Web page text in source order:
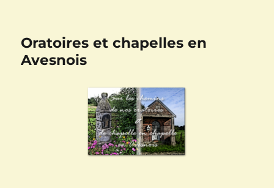
Oratoires et chapelles en
Avesnois